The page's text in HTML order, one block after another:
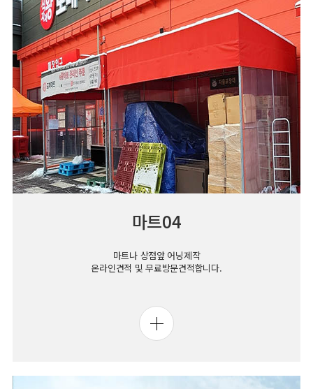
마트04
마트나 상점앞 어닝제작
온라인견적 및 무료방문견적합니다.